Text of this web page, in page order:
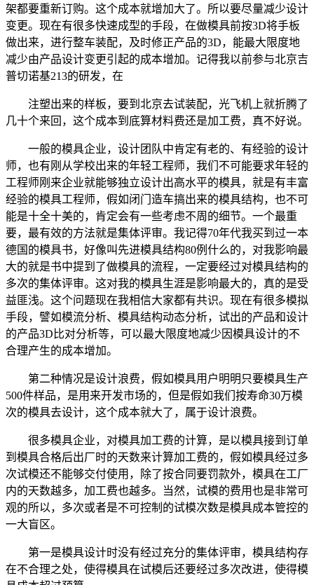
架都要重新订购。这个成本就增加大了。所以要尽量减少设计
变更。现在有很多快速成型的手段，在做模具前按3D将手板
做出来，进行整车装配，及时修正产品的3D，能最大限度地
减少由产品设计变更引起的成本增加。记得我以前参与北京吉
普切诺基213的研发，在
注塑出来的样板，要到北京去试装配，光飞机上就折腾了
几十个来回，这个成本到底算材料费还是加工费，真不好说。
一般的模具企业，设计团队中肯定有老的、有经验的设计
师，也有刚从学校出来的年轻工程师，我们不可能要求年轻的
工程师刚来企业就能够独立设计出高水平的模具，就是有丰富
经验的模具工程师，假如闭门造车搞出来的模具结构，也不可
能是十全十美的，肯定会有一些考虑不周的细节。一个最重
要，最有效的方法就是集体评审。我记得70年代我买到过一本
德国的模具书，好像叫先进模具结构80例什么的，对我影响最
大的就是书中提到了做模具的流程，一定要经过对模具结构的
多次的集体评审。这对我的模具生涯是影响最大的，真的是受
益匪浅。这个问题现在我相信大家都有共识。现在有很多模拟
手段，譬如模流分析、模具结构动态分析，试出的产品和设计
的产品3D比对分析等，可以最大限度地减少因模具设计的不
合理产生的成本增加。
第二种情况是设计浪费，假如模具用户明明只要模具生产
500件样品，是用来开发市场的，但是假如我们按寿命30万模
次的模具去设计，这个成本就大了，属于设计浪费。
很多模具企业，对模具加工费的计算，是以模具接到订单
到模具合格后出厂时的天数来计算加工费的，假如模具经过多
次试模还不能够交付使用，除了按合同要罚款外，模具在工厂
内的天数越多，加工费也越多。当然，试模的费用也是非常可
观的所以，多次或者是不可控制的试模次数是模具成本管控的
一大盲区。
第一是模具设计时没有经过充分的集体评审，模具结构存
在不合理之处，使得模具在试模后还要经过多次改进，使得模